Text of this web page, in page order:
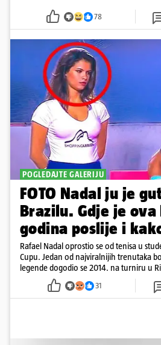
78
POGLEDAJTE GALERIJU
FOTO Nadal ju je
Brazilu. Gdje je ova
godina poslije i
Rafael Nadal oprostio se od tenisa u
Cupu. Jedan od najviralnijih trenutaka
legende dogodio se 2014. na turniru u
pažnju odvlačila ljepotica iza klupe
31